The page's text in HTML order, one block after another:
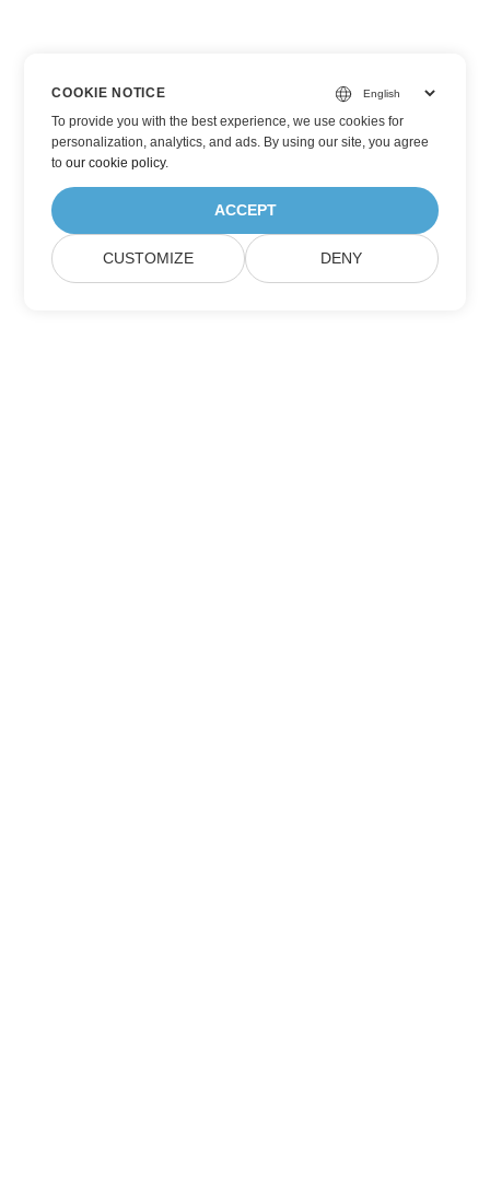
COOKIE NOTICE
To provide you with the best experience, we use cookies for
personalization, analytics, and ads. By using our site, you agree
toour cookie policy.
ACCEPT
CUSTOMIZE DENY